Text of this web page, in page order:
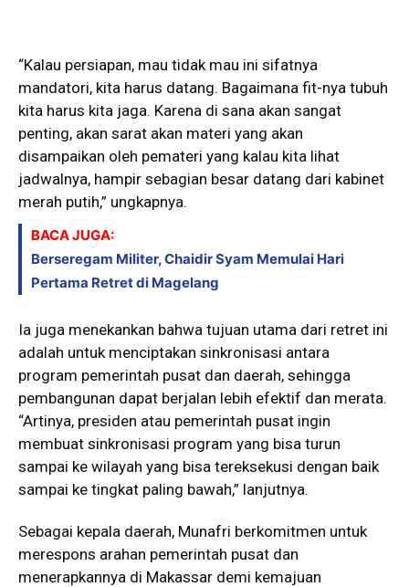
“Kalau persiapan, mau tidak mau ini sifatnya
mandatori, kita harus datang. Bagaimana fit-nya tubuh
kita harus kita jaga. Karena di sana akan sangat
penting, akan sarat akan materi yang akan
disampaikan oleh pemateri yang kalau kita lihat
jadwalnya, hampir sebagian besar datang dari kabinet
merah putih,” ungkapnya.
BACA JUGA:
Berseregam Militer, Chaidir Syam Memulai Hari
Pertama Retret di Magelang
Ia juga menekankan bahwa tujuan utama dari retret ini
adalah untuk menciptakan sinkronisasi antara
program pemerintah pusat dan daerah, sehingga
pembangunan dapat berjalan lebih efektif dan merata.
“Artinya, presiden atau pemerintah pusat ingin
membuat sinkronisasi program yang bisa turun
sampai ke wilayah yang bisa tereksekusi dengan baik
sampai ke tingkat paling bawah,” lanjutnya.
Sebagai kepala daerah, Munafri berkomitmen untuk
merespons arahan pemerintah pusat dan
menerapkannya di Makassar demi kemajuan